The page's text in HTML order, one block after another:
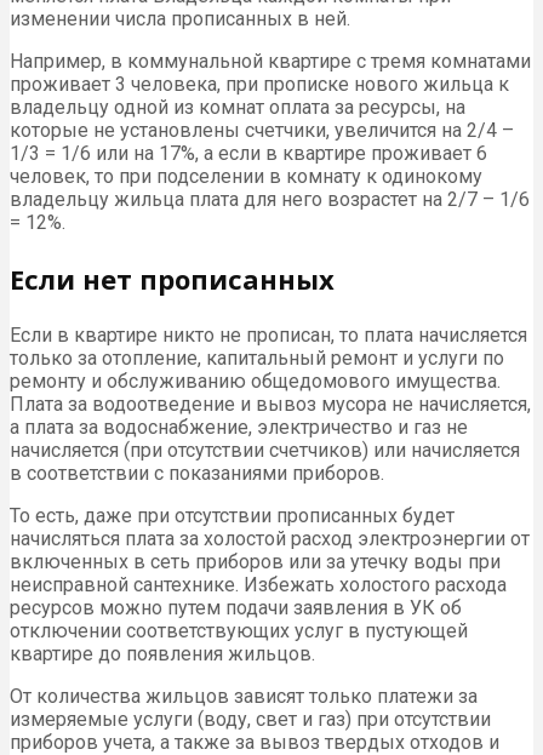
изменении числа прописанных в ней.
Например, в коммунальной квартире с тремя комнатами
проживает 3 человека, при прописке нового жильца к
владельцу одной из комнат оплата за ресурсы, на
которые не установлены счетчики, увеличится на 2/4 –
1/3 = 1/6 или на 17%, а если в квартире проживает 6
человек, то при подселении в комнату к одинокому
владельцу жильца плата для него возрастет на 2/7 – 1/6
= 12%.
Если нет прописанных
Если в квартире никто не прописан, то плата начисляется
только за отопление, капитальный ремонт и услуги по
ремонту и обслуживанию общедомового имущества.
Плата за водоотведение и вывоз мусора не начисляется,
а плата за водоснабжение, электричество и газ не
начисляется (при отсутствии счетчиков) или начисляется
в соответствии с показаниями приборов.
То есть, даже при отсутствии прописанных будет
начисляться плата за холостой расход электроэнергии от
включенных в сеть приборов или за утечку воды при
неисправной сантехнике. Избежать холостого расхода
ресурсов можно путем подачи заявления в УК об
отключении соответствующих услуг в пустующей
квартире до появления жильцов.
От количества жильцов зависят только платежи за
измеряемые услуги (воду, свет и газ) при отсутствии
приборов учета, а также за вывоз твердых отходов и